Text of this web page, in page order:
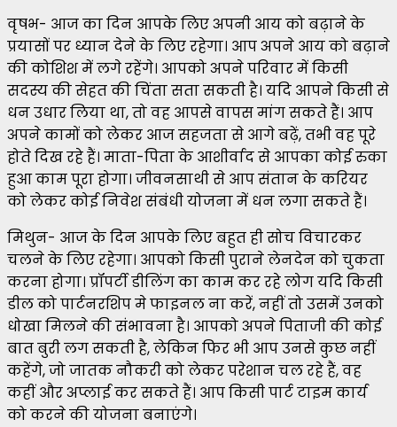
वृषभ- आज का दिन आपके लिए अपनी आय को बढ़ाने के
प्रयासों पर ध्यान देने के लिए रहेगा। आप अपने आय को बढ़ाने
की कोशिश में लगे रहेंगे। आपको अपने परिवार में किसी
सदस्य की सेहत की चिंता सता सकती है। यदि आपने किसी से
धन उधार लिया था, तो वह आपसे वापस मांग सकते हैं। आप
अपने कामों को लेकर आज सहजता से आगे बढ़ें, तभी वह पूरे
होते दिख रहे हैं। माता-पिता के आशीर्वाद से आपका कोई रुका
हुआ काम पूरा होगा। जीवनसाथी से आप संतान के करियर
को लेकर कोई निवेश संबंधी योजना में धन लगा सकते हैं।
मिथुन- आज के दिन आपके लिए बहुत ही सोच विचारकर
चलने के लिए रहेगा। आपको किसी पुराने लेनदेन को चुकता
करना होगा। प्रॉपर्टी डीलिंग का काम कर रहे लोग यदि किसी
डील को पार्टनरशिप मे फाइनल ना करें, नहीं तो उसमें उनको
धोखा मिलने की संभावना है। आपको अपने पिताजी की कोई
बात बुरी लग सकती है, लेकिन फिर भी आप उनसे कुछ नहीं
कहेंगे, जो जातक नौकरी को लेकर परेशान चल रहे हैं, वह
कहीं और अप्लाई कर सकते हैं। आप किसी पार्ट टाइम कार्य
को करने की योजना बनाएंगे।